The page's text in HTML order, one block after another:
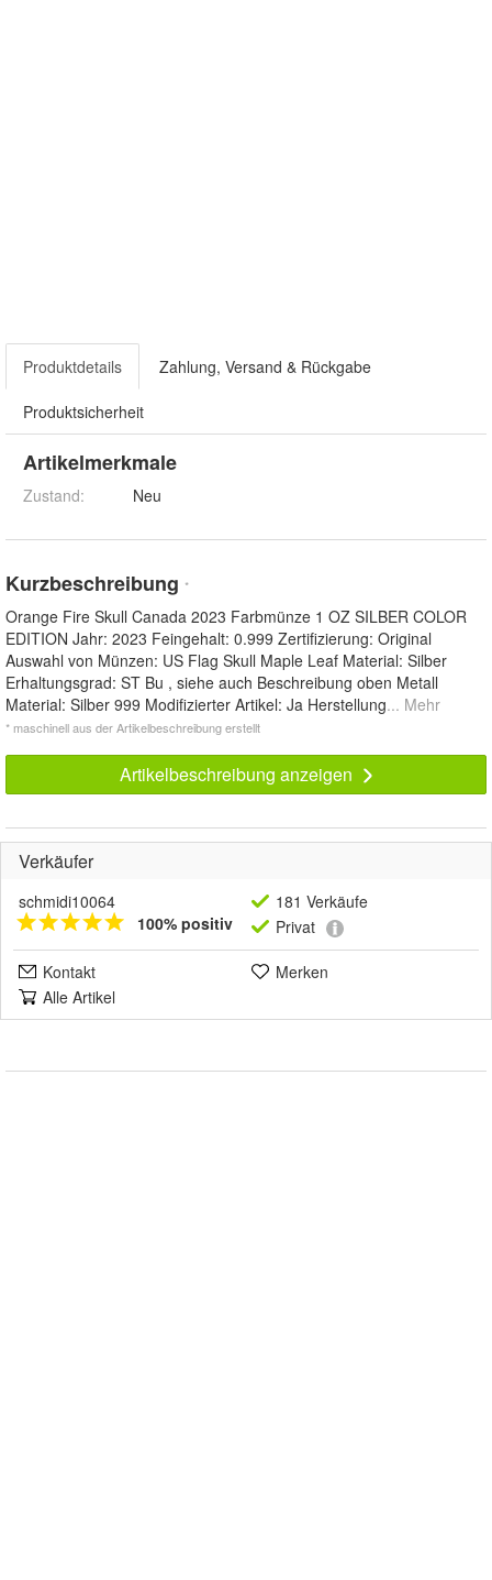
Produktdetails Zahlung, Versand & Rückgabe
Produktsicherheit
Artikelmerkmale
Zustand: Neu
Kurzbeschreibung *
Orange Fire Skull Canada 2023 Farbmünze 1 OZ SILBER COLOR
EDITION Jahr: 2023 Feingehalt: 0.999 Zertifizierung: Original
Auswahl von Münzen: US Flag Skull Maple Leaf Material: Silber
Erhaltungsgrad: ST Bu , siehe auch Beschreibung oben Metall
Material: Silber 999 Modifizierter Artikel: Ja Herstellung... Mehr
* maschinell aus der Artikelbeschreibung erstellt
Artikelbeschreibung anzeigen
Verkäufer
schmidi10064
100% positiv
181 Verkäufe
Privat
Kontakt
Merken
Alle Artikel